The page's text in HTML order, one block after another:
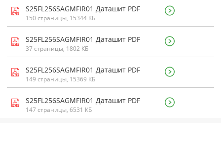
S25FL256SAGMFIR01 Даташит PDF
150 страницы, 15344 КБ
S25FL256SAGMFIR01 Даташит PDF
37 страницы, 1802 КБ
S25FL256SAGMFIR01 Даташит PDF
149 страницы, 15369 КБ
S25FL256SAGMFIR01 Даташит PDF
147 страницы, 6531 КБ